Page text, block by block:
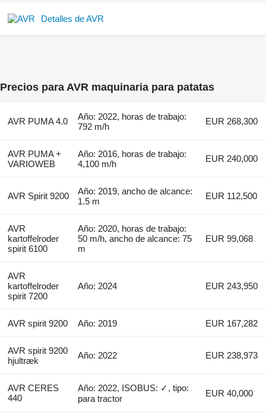
Detalles de AVR
Precios para AVR maquinaria para patatas
AVR PUMA 4.0
Año: 2022, horas de trabajo:
792 m/h
EUR 268,300
AVR PUMA +
VARIOWEB
Año: 2016, horas de trabajo:
4,100 m/h
EUR 240,000
AVR Spirit 9200
Año: 2019, ancho de alcance:
1.5 m
EUR 112,500
AVR
kartoffelroder
spirit 6100
Año: 2020, horas de trabajo:
50 m/h, ancho de alcance: 75
m
EUR 99,068
AVR
kartoffelroder
spirit 7200
Año: 2024 EUR 243,950
AVR spirit 9200 Año: 2019 EUR 167,282
AVR spirit 9200
hjultræk
Año: 2022 EUR 238,973
AVR CERES
440
Año: 2022, ISOBUS: ✓, tipo:
para tractor
EUR 40,000